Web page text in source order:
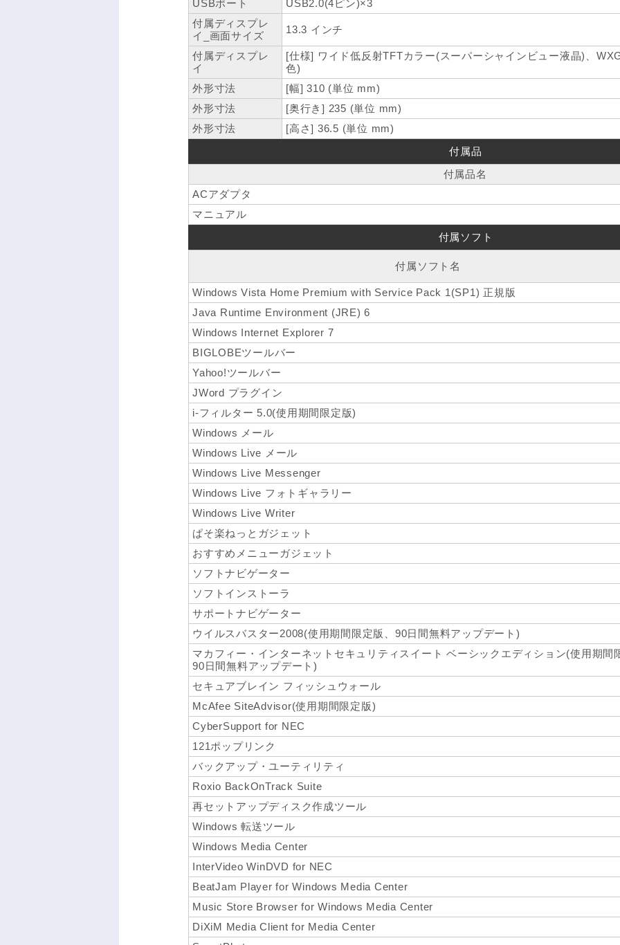
USBポート
USB2.0(4ピン)×3
付属ディスプレ
イ_画面サイズ
13.3 インチ
付属ディスプレ
イ
[仕様] ワイド低反射TFTカラー(スーパーシャインビュー液晶)、
色)
外形寸法
[幅] 310 (単位 mm)
外形寸法
[奥行き] 235 (単位 mm)
外形寸法
[高さ] 36.5 (単位 mm)
付属品
付属品名
ACアダプタ
マニュアル
付属ソフト
付属ソフト名
Windows Vista Home Premium with Service Pack 1(SP1) 正規版
Java Runtime Environment (JRE) 6
Windows Internet Explorer 7
BIGLOBEツールバー
Yahoo!ツールバー
JWord プラグイン
i-フィルター 5.0(使用期間限定版)
Windows メール
Windows Live メール
Windows Live Messenger
Windows Live フォトギャラリー
Windows Live Writer
ぱそ楽ねっとガジェット
おすすめメニューガジェット
ソフトナビゲーター
ソフトインストーラ
サポートナビゲーター
ウイルスバスター2008(使用期間限定版、90日間無料アップデート)
マカフィー・インターネットセキュリティスイート ベーシックエディション(使用期間
90日間無料アップデート)
セキュアブレイン フィッシュウォール
McAfee SiteAdvisor(使用期間限定版)
CyberSupport for NEC
121ポップリンク
バックアップ・ユーティリティ
Roxio BackOnTrack Suite
再セットアップディスク作成ツール
Windows 転送ツール
Windows Media Center
InterVideo WinDVD for NEC
BeatJam Player for Windows Media Center
Music Store Browser for Windows Media Center
DiXiM Media Client for Media Center